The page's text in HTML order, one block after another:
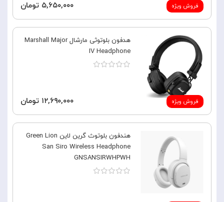
فروش ویژه ۵,۶۵۰,۰۰۰ تومان
فروش ویژه
هدفون بلوتوثی مارشال Marshall Major
IV Headphone
۱۲,۶۹۰,۰۰۰ تومان
هندفون بلوتوث گرین لاین Green Lion
San Siro Wireless Headphone
GNSANSIRWHPWH